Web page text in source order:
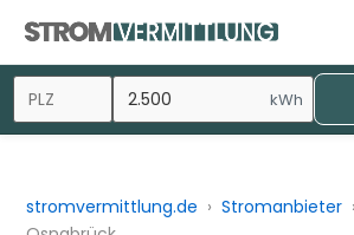
kWh
stromvermittlung.de › Stromanbieter ›